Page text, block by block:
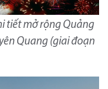
tiết mở rộng Quảng
Quang (giai đoạn